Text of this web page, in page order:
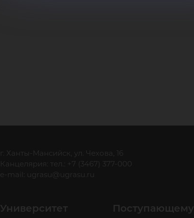
г. Ханты-Мансийск, ул. Чехова, 16
Канцелярия: тел.: +7 (3467) 377-000
e-mail:
ugrasu@ugrasu.ru
Университет Поступающему